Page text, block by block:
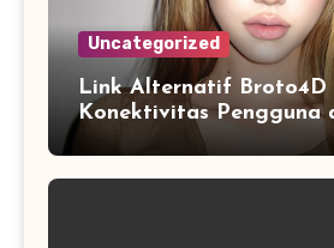
Uncategorized
Link Alternatif Broto4D
Konektivitas Pengguna
Sistem Akses yang